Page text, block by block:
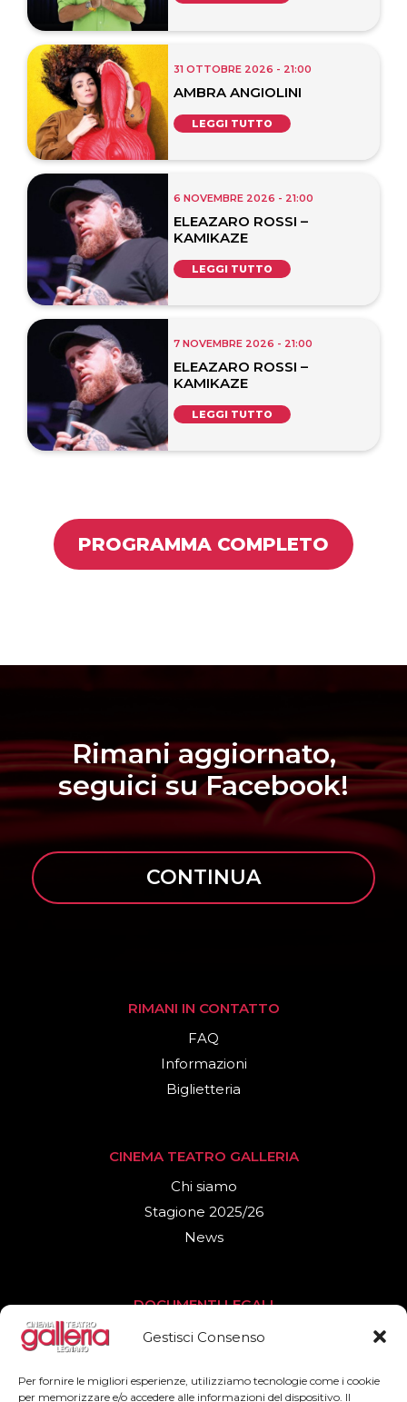
Gestisci Consenso
Per fornire le migliori esperienze, utilizziamo tecnologie come i cookie
per memorizzare e/o accedere alle informazioni del dispositivo. Il
31 OTTOBRE 2026 - 21:00
AMBRA ANGIOLINI
LEGGI TUTTO
6 NOVEMBRE 2026 - 21:00
ELEAZARO ROSSI –
KAMIKAZE
LEGGI TUTTO
7 NOVEMBRE 2026 - 21:00
ELEAZARO ROSSI –
KAMIKAZE
LEGGI TUTTO
PROGRAMMA COMPLETO
Rimani aggiornato,
seguici su Facebook!
CONTINUA
RIMANI IN CONTATTO
FAQ
Informazioni
Biglietteria
CINEMA TEATRO GALLERIA
Chi siamo
Stagione 2025/26
News
DOCUMENTI LEGALI
Privacy Policy